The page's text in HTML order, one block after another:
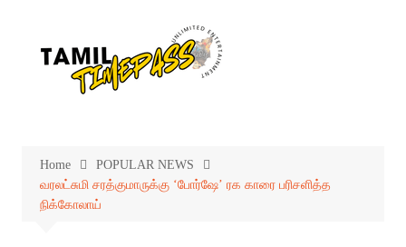
Home
POPULAR NEWS
வரலட்சுமி சரத்குமாருக்கு ‘போர்ஷே’ ரக காரை பரிசளித்த
நிக்கோலாய்